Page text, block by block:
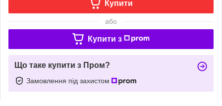
Купити
або
Купити з
Що таке купити з Пром?
Замовлення під захистом